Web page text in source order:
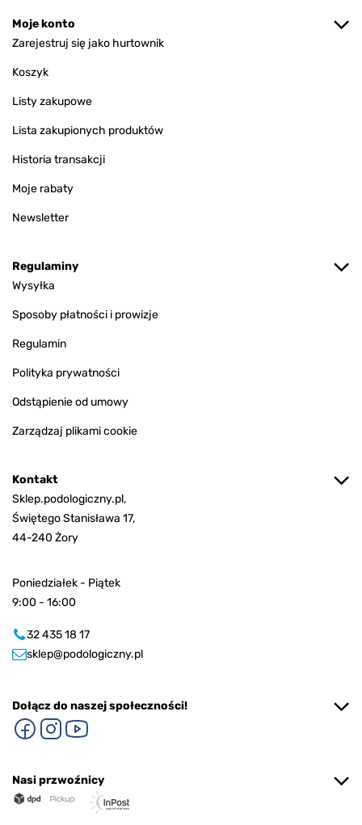
Moje konto
Zarejestruj się jako hurtownik
Koszyk
Listy zakupowe
Lista zakupionych produktów
Historia transakcji
Moje rabaty
Newsletter
Regulaminy
Wysyłka
Sposoby płatności i prowizje
Regulamin
Polityka prywatności
Odstąpienie od umowy
Zarządzaj plikami cookie
Kontakt
Sklep.podologiczny.pl,
Świętego Stanisława 17,
44-240 Żory
Poniedziałek - Piątek
9:00 - 16:00
32 435 18 17
sklep@podologiczny.pl
Dołącz do naszej społeczności!
Nasi przwoźnicy